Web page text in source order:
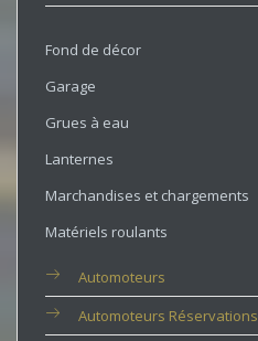
Fond de décor
Garage
Grues à eau
Lanternes
Marchandises et chargements
Matériels roulants
Automoteurs
Automoteurs Réservations